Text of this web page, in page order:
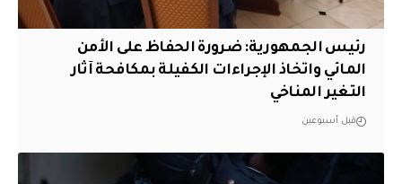
رئيس الجمهورية: ضرورة الحفاظ على الأمن
المائي واتخاذ الإجراءات الكفيلة بمكافحة آثار
التغير المناخي
قبل أسبوعين